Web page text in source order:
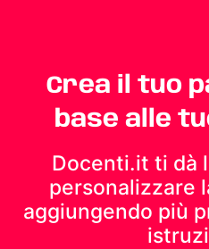
Crea il tuo
base alle
Docenti.it ti dà
personalizzare
aggiungendo più